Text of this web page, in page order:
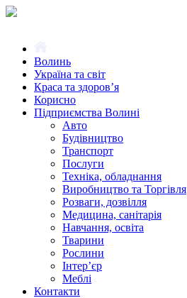
Волинь
Україна та світ
Краса та здоров’я
Корисно
Підприємства Волині
Авто
Будівництво
Транспорт
Послуги
Техніка, обладнання
Виробництво та Торгівля
Розваги, дозвілля
Медицина, санітарія
Навчання, освіта
Тварини
Рослини
Інтер’єр
Меблі
Контакти